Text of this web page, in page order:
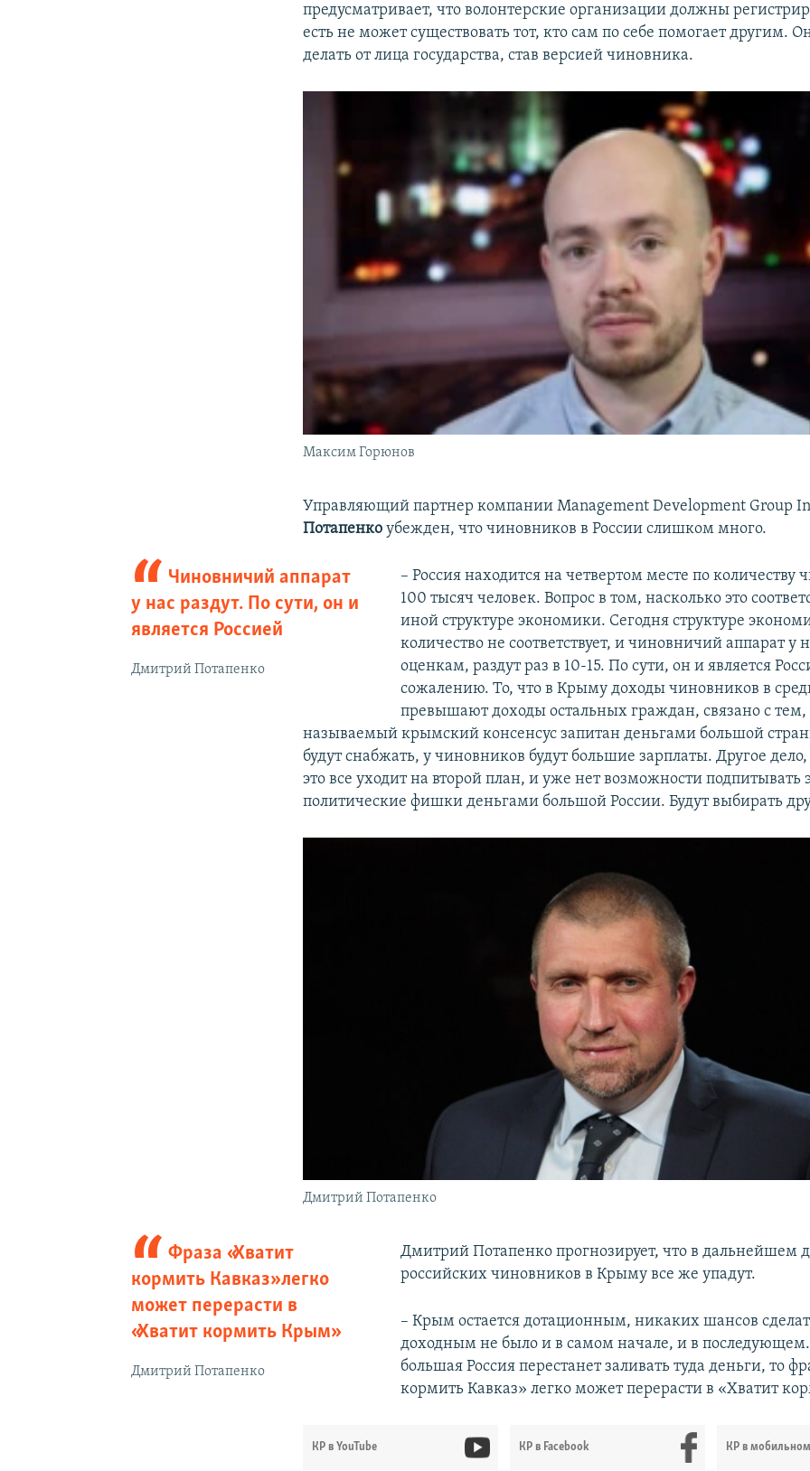
предусматривает, что волонтерские организации должны
есть не может существовать тот, кто сам по себе помогает другим.
делать от лица государства, став версией чиновника.
Максим Горюнов
Управляющий партнер компании Management Development Group
Потапенко убежден, что чиновников в России слишком много.
Чиновничий аппарат
у нас раздут. По сути, он и
является Россией
Дмитрий Потапенко
– Россия находится на четвертом месте по количеству
100 тысяч человек. Вопрос в том, насколько это
иной структуре экономики. Сегодня структуре
количество не соответствует, и чиновничий аппарат у
оценкам, раздут раз в 10-15. По сути, он и является
сожалению. То, что в Крыму доходы чиновников в
превышают доходы остальных граждан, связано с тем,
называемый крымский консенсус запитан деньгами большой
будут снабжать, у чиновников будут большие зарплаты. Другое дело,
это все уходит на второй план, и уже нет возможности подпитывать
политические фишки деньгами большой России. Будут выбирать
Дмитрий Потапенко
Фраза «Хватит
кормить Кавказ» легко
может перерасти в
«Хватит кормить Крым»
Дмитрий Потапенко
Дмитрий Потапенко прогнозирует, что в дальнейшем
российских чиновников в Крыму все же упадут.
– Крым остается дотационным, никаких шансов
доходным не было и в самом начале, и в последующем.
большая Россия перестанет заливать туда деньги, то
кормить Кавказ» легко может перерасти в «Хватит
КР в YouTube КР в Facebook КР в мобильном